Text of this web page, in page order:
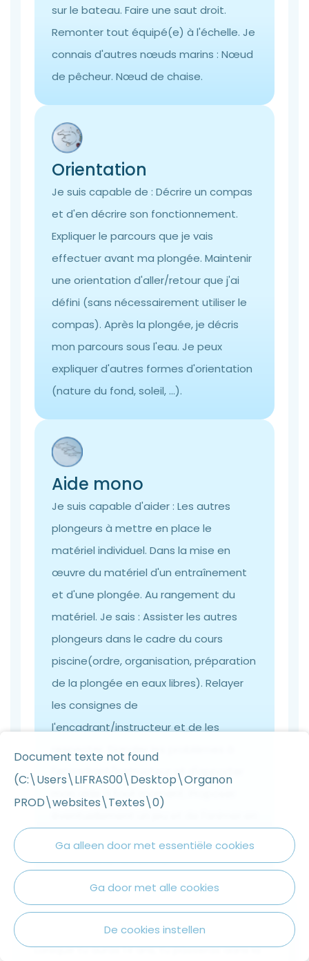
Document texte not found
(C:\Users\LIFRAS00\Desktop\Organon
PROD\websites\Textes\0)
Ga alleen door met essentiële cookies
Ga door met alle cookies
De cookies instellen
sur le bateau. Faire une saut droit.
Remonter tout équipé(e) à l'échelle. Je
connais d'autres nœuds marins : Nœud
de pêcheur. Nœud de chaise.
Orientation
Je suis capable de : Décrire un compas
et d'en décrire son fonctionnement.
Expliquer le parcours que je vais
effectuer avant ma plongée. Maintenir
une orientation d'aller/retour que j'ai
défini (sans nécessairement utiliser le
compas). Après la plongée, je décris
mon parcours sous l'eau. Je peux
expliquer d'autres formes d'orientation
(nature du fond, soleil, ...).
Aide mono
Je suis capable d'aider : Les autres
plongeurs à mettre en place le
matériel individuel. Dans la mise en
œuvre du matériel d'un entraînement
et d'une plongée. Au rangement du
matériel. Je sais : Assister les autres
plongeurs dans le cadre du cours
piscine(ordre, organisation, préparation
de la plongée en eaux libres). Relayer
les consignes de
l'encadrant/instructeur et de les
respecter. Signaler les problèmes à
l'encadrant/instructeur et d'apporter
mon aide à tout moment. Proposer
l'ayant soumis au préalable à
l'encadrant/instructeur.
Passer à la plongée adulte
Lorsque tu auras 14 ans, tu passeras dans la